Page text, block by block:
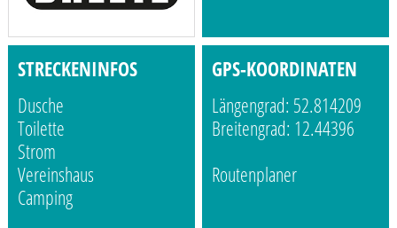
STRECKENINFOS
Dusche
Toilette
Strom
Vereinshaus
Camping
GPS-KOORDINATEN
Längengrad: 52.814209
Breitengrad: 12.44396
Routenplaner